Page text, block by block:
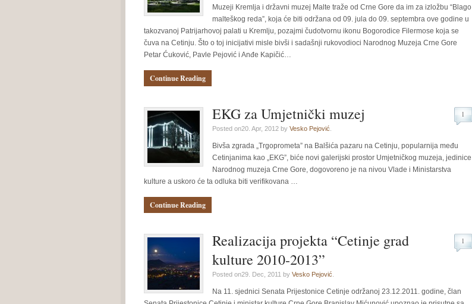
Muzeji Kremlja i državni muzej Malte traže od Crne Gore da im za izložbu “Blago
malteškog reda”, koja će biti odr­žana od 09. jula do 09. septembra ove godine u
takozvanoj Patrijarhovoj palati u Kremlju, pozajmi čudotvornu ikonu Bogorodice Filermose koja se
čuva na Cetinju. Što o toj inicijativi misle bivši i sadašnji rukovodioci Narodnog Muzeja Crne Gore
Petar Ćuković, Pavle Pejović i Anđe Kapičić…
Continue Reading
EKG za Umjetnički muzej
Posted on20. Apr, 2012 by Vesko Pejović
1
Bivša zgrada „Trgoprometa” na Balšića pazaru na Cetinju, popularnija među
Cetinjanima kao „EKG”, biće novi galerijski prostor Umjetničkog muzeja, jedinice
Narodnog muzeja Crne Gore, dogovoreno je na nivou Vlade i Ministarstva
kulture a uskoro će ta odluka biti verifikovana …
Continue Reading
Realizacija projekta “Cetinje grad
kulture 2010-2013”
Posted on29. Dec, 2011 by Vesko Pejović
1
Na 11. sjednici Senata Prijestonice Cetinje održanoj 23.12.2011. godine, član